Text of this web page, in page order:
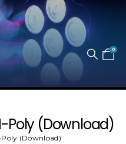
0
Poly (Download)
(Download)